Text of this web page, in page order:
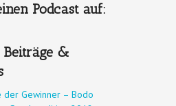
Podcast auf:
Beiträge &
der Gewinner – Bodo